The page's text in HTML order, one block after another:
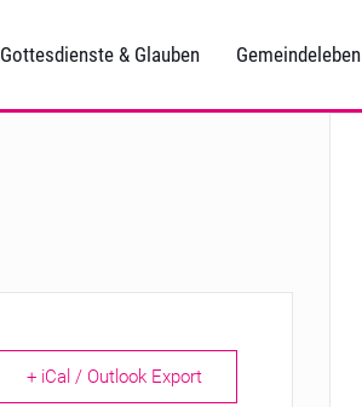
Gottesdienste & Glauben Gemeindeleben
+ iCal / Outlook Export